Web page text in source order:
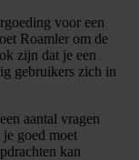
voor een
Roamler om de
zijn dat je een
gebruikers zich in
aantal vragen
goed moet
kan